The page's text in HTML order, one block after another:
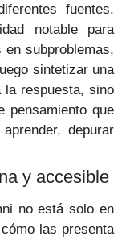
fuentes.
notable para
en subproblemas,
sintetizar una
la respuesta, sino
pensamiento que
depurar
y accesible
no está solo en
las presenta